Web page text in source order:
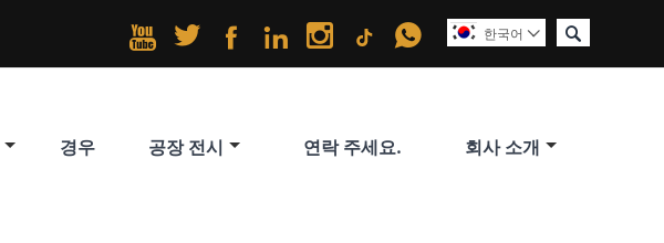

한국어 
     
경우 공장 전시 연락 주세요. 회사 소개